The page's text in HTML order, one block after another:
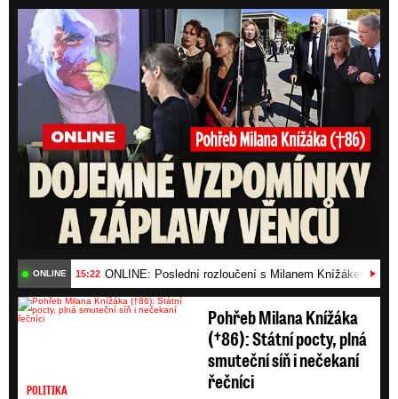
ONLINE 15:22 ONLINE: Poslední rozloučení s Milanem Knížákem
POLITIKA
Pohřeb Milana Knížáka
(†86): Státní pocty, plná
smuteční síň i nečekaní
řečníci